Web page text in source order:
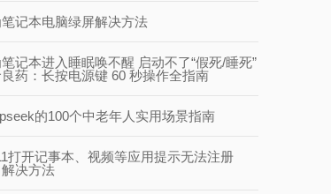
记本电脑绿屏解决方法
记本进入睡眠唤不醒 启动不了“假死/睡死”
药：长按电源键 60 秒操作全指南
的100个中老年人实用场景指南
打开记事本、视频等应用提示无法注册
决方法